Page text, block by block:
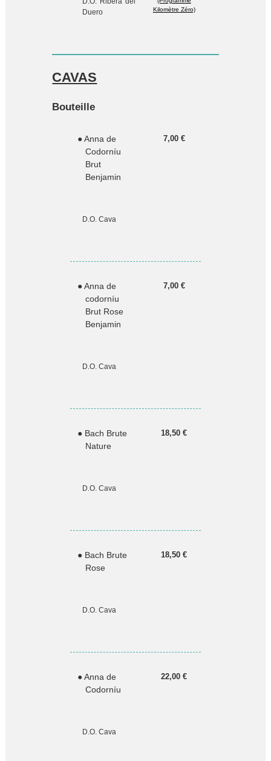
Duero
Kilomètre Zéro)
CAVAS
Bouteille
● Anna de
Codorníu
Brut
Benjamin
D.O. Cava
7,00 €
● Anna de
codorníu
Brut Rose
Benjamin
D.O. Cava
7,00 €
● Bach Brute
Nature
D.O. Cava
18,50 €
● Bach Brute
Rose
D.O. Cava
18,50 €
● Anna de
Codorníu
D.O. Cava
22,00 €